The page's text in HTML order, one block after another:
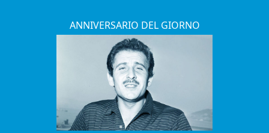
ANNIVERSARIO DEL GIORNO